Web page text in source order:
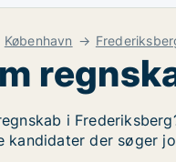
København
i
der søger